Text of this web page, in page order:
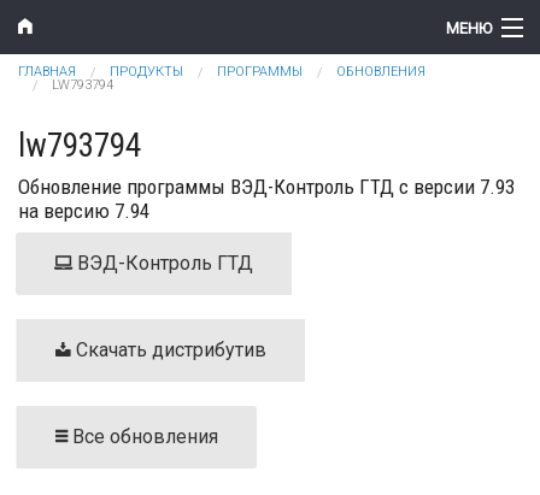
Перейти к основному содержанию
МЕНЮ
Компания
Новости
Продукты
Поддержка
Контакты
Вы здесь
ГЛАВНАЯ ПРОДУКТЫ ПРОГРАММЫ
ОБНОВЛЕНИЯ
LW793794
lw793794
Обновление программы ВЭД-Контроль ГТД с версии 7.93
на версию 7.94
ВЭД-Контроль ГТД
Скачать дистрибутив
Все обновления